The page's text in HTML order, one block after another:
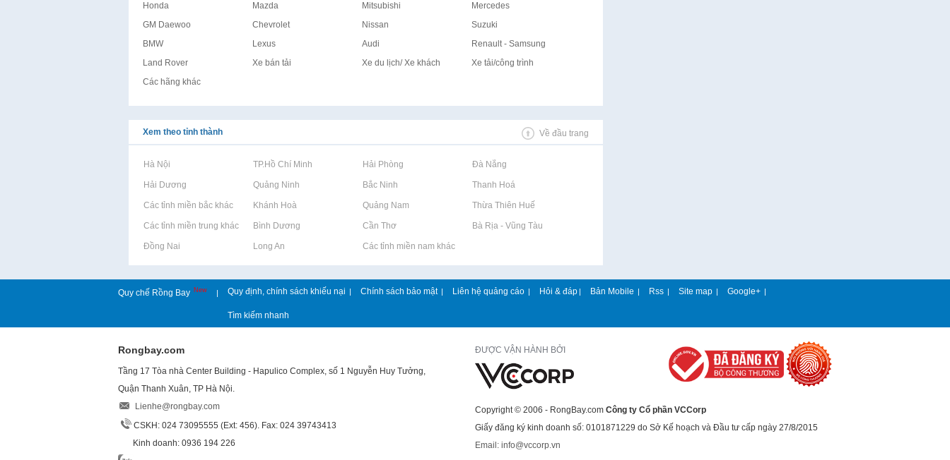
Honda
Mazda Mitsubishi
Mercedes
GM Daewoo
Chevrolet Nissan
Suzuki
BMW
Lexus Audi
Renault - Samsung
Land Rover
Xe bán tải Xe du lịch/ Xe khách
Xe tải/công trình
Các hãng khác
Xem theo tỉnh thành Về đầu trang
Rao vặt tại Hà Nội Rao vặt tại TP.Hồ Chí Minh Rao vặt tại Hải Phòng Rao vặt tại Đà Nẵng
Rao vặt tại Hải Dương Rao vặt tại Quảng Ninh Rao vặt tại Bắc Ninh Rao vặt tại Thanh Hoá
Rao vặt tại Các tỉnh miền bắc khácRao vặt tại Khánh Hoà Rao vặt tại Quảng Nam Rao vặt tại Thừa Thiên Huế
Rao vặt tại Các tỉnh miền trung khácRao vặt tại Bình Dương Rao vặt tại Cần Thơ Rao vặt tại Bà Rịa - Vũng Tàu
Rao vặt tại Đồng Nai Rao vặt tại Long An Rao vặt tại Các tỉnh miền nam khác
Quy chế Rồng Bay New | Quy định, chính sách khiếu nại | Chính sách bảo mật | Liên hệ quảng cáo | Hỏi & đáp | Bản Mobile | Rss | Site map | Google+ |
Tìm kiếm nhanh
Rongbay.com
Tầng 17 Tòa nhà Center Building - Hapulico Complex, số 1 Nguyễn Huy Tưởng,
Quận Thanh Xuân, TP Hà Nội.
Lienhe@rongbay.com
CSKH: 024 73095555 (Ext: 456). Fax: 024 39743413
Kinh doanh: 0936 194 226
ĐƯỢC VẬN HÀNH BỞI
Copyright © 2006 - RongBay.com Công ty Cổ phần VCCorp
Giấy đăng ký kinh doanh số: 0101871229 do Sở Kế hoạch và Đầu tư cấp ngày 27/8/2015
Email: info@vccorp.vn